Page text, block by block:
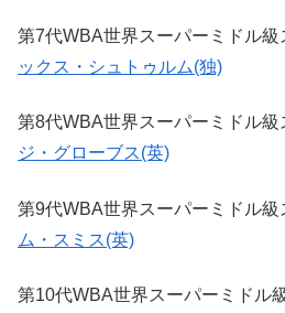
第7代WBA世界スーパーミドル
ックス・シュトゥルム(独)
第8代WBA世界スーパーミドル
ジ・グローブス(英)
第9代WBA世界スーパーミドル
ム・スミス(英)
第10代WBA世界スーパーミド